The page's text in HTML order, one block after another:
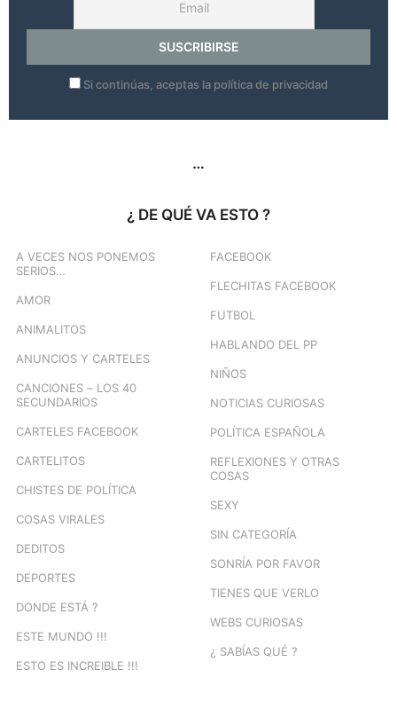
Si continúas, aceptas la política de privacidad
…
¿ DE QUÉ VA ESTO ?
A VECES NOS PONEMOS
SERIOS…
AMOR
ANIMALITOS
ANUNCIOS Y CARTELES
CANCIONES – LOS 40
SECUNDARIOS
CARTELES FACEBOOK
CARTELITOS
CHISTES DE POLÍTICA
COSAS VIRALES
DEDITOS
DEPORTES
DONDE ESTÁ ?
ESTE MUNDO !!!
ESTO ES INCREIBLE !!!
FACEBOOK
FLECHITAS FACEBOOK
FUTBOL
HABLANDO DEL PP
NIÑOS
NOTICIAS CURIOSAS
POLÍTICA ESPAÑOLA
REFLEXIONES Y OTRAS
COSAS
SEXY
SIN CATEGORÍA
SONRÍA POR FAVOR
TIENES QUE VERLO
WEBS CURIOSAS
¿ SABÍAS QUÉ ?